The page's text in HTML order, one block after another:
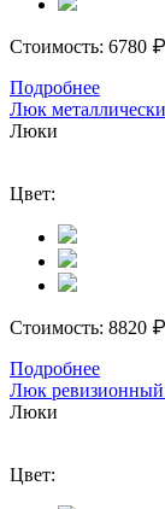
Стоимость: 6780 ₽
Подробнее
Люк
Люки
Цвет:
Стоимость: 8820 ₽
Подробнее
Люк ревизионный
Люки
Цвет: